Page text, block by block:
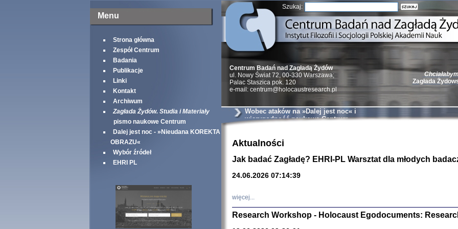
Menu
Strona główna
Zespół Centrum
Badania
Publikacje
Linki
Kontakt
Archiwum
Zagłada Żydów. Studia i Materiały
pismo naukowe Centrum
Dalej jest noc - »Nieudana KOREKTA
OBRAZU«
Wybór źródeł
EHRI PL
Szukaj:
Zagłada
Natalia Aleksiun,
Deborah Dash
Turski, Laurence
Centrum Badań nad Zagładą Żydów
ul. Nowy Świat 72, 00-330 Warszawa;
Palac Staszica pok. 120
e-mail: centrum@holocaustresearch.pl
Wobec ataków na »Dalej jest noc« i
wiarygodność naukową Centrum
Aktualności
Jak badać Zagładę? EHRI-PL Warsztat dla młodych
24.06.2026 07:14:39
więcej...
Research Workshop - Holocaust Egodocuments: